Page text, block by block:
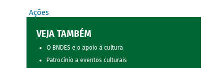
Ações
VEJA TAMBÉM
O BNDES e o apoio à cultura
Patrocínio a eventos culturais